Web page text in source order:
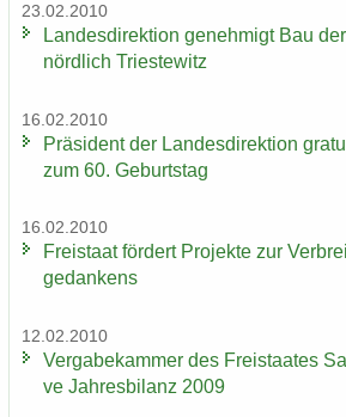
23.02.2010
Lan­des­di­rek­ti­on ge­neh­migt Bau
nörd­lich Tri­es­te­witz
16.02.2010
Prä­si­dent der Lan­des­di­rek­ti­on
zum 60. Ge­burts­tag
16.02.2010
Frei­staat för­dert Pro­jek­te zur
ge­dan­kens
12.02.2010
Ver­ga­be­kam­mer des Frei­staa­tes
ve Jah­res­bi­lanz 2009